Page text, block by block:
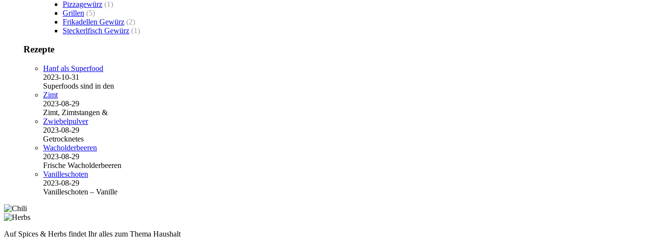
Pizzagewürz (1)
Grillen (5)
Frikadellen Gewürz (2)
Steckerlfisch Gewürz (1)
Rezepte
Hanf als Superfood
2023-10-31
Superfoods sind in den
Zimt
2023-08-29
Zimt, Zimtstangen &
Zwiebelpulver
2023-08-29
Getrocknetes
Wacholderbeeren
2023-08-29
Frische Wacholderbeeren
Vanilleschoten
2023-08-29
Vanilleschoten – Vanille
Auf Spices & Herbs findet Ihr alles zum Thema Haushalt